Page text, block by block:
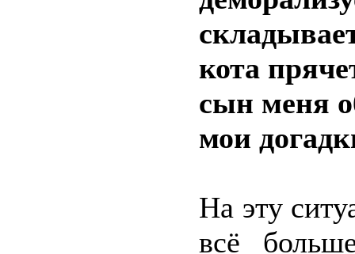
кота
сын меня
мои
На эту
всё